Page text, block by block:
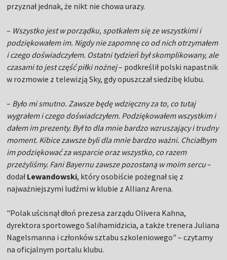
przyznał jednak, że nikt nie chowa urazy.
– Wszystko jest w porządku, spotkałem się ze wszystkimi i
podziękowałem im. Nigdy nie zapomnę co od nich otrzymałem
i czego doświadczyłem. Ostatni tydzień był skomplikowany, ale
czasami to jest część piłki nożnej– podkreślił polski napastnik
w rozmowie z telewizją Sky, gdy opuszczał siedzibę klubu.
– Było mi smutno. Zawsze będę wdzięczny za to, co tutaj
wygrałem i czego doświadczyłem. Podziękowałem wszystkim i
dałem im prezenty. Był to dla mnie bardzo wzruszający i trudny
moment. Kibice zawsze byli dla mnie bardzo ważni. Chciałbym
im podziękować za wsparcie oraz wszystko, co razem
przeżyliśmy. Fani Bayernu zawsze pozostaną w moim sercu–
dodałLewandowski, który osobiście pożegnał się z
najważniejszymi ludźmi w klubie z Allianz Arena.
"Polak uścisnął dłoń prezesa zarządu Olivera Kahna,
dyrektora sportowego Salihamidzicia, a także trenera Juliana
Nagelsmanna i członków sztabu szkoleniowego" – czytamy
na oficjalnym portalu klubu.